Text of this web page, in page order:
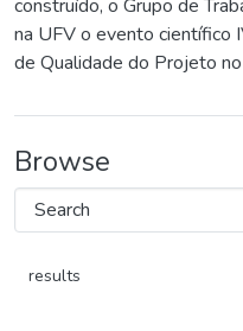
construído, o Grupo de
na UFV o evento científico
de Qualidade do Projeto
Browse
results